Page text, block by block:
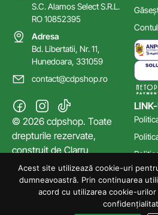
S.C. Alamos Select S.R.L.
RO 10852395
Adresa
Bd. Libertatii, Nr. 11,
Hunedoara, 331059
contact@cdpshop.ro
© 2026 cdpshop. Toate
drepturile rezervate,
construit deClarru
Acest site utilizează cookie-uri
dumneavoastră. Prin continuarea
acord cu utilizarea cookie-